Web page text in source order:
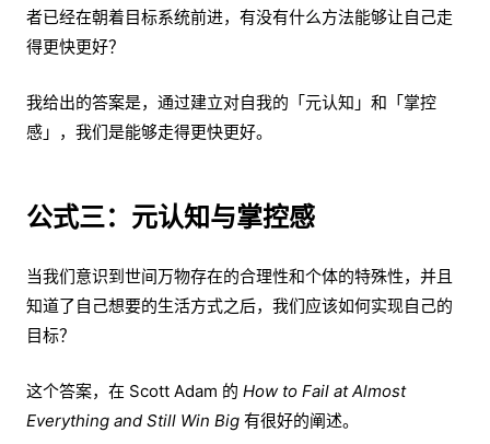
者已经在朝着目标系统前进，有没有什么方法能够让自己走
得更快更好？
我给出的答案是，通过建立对自我的「元认知」和「掌控
感」，我们是能够走得更快更好。
公式三：元认知与掌控感
当我们意识到世间万物存在的合理性和个体的特殊性，并且
知道了自己想要的生活方式之后，我们应该如何实现自己的
目标？
这个答案，在 Scott Adam 的 How to Fail at Almost
Everything and Still Win Big 有很好的阐述。